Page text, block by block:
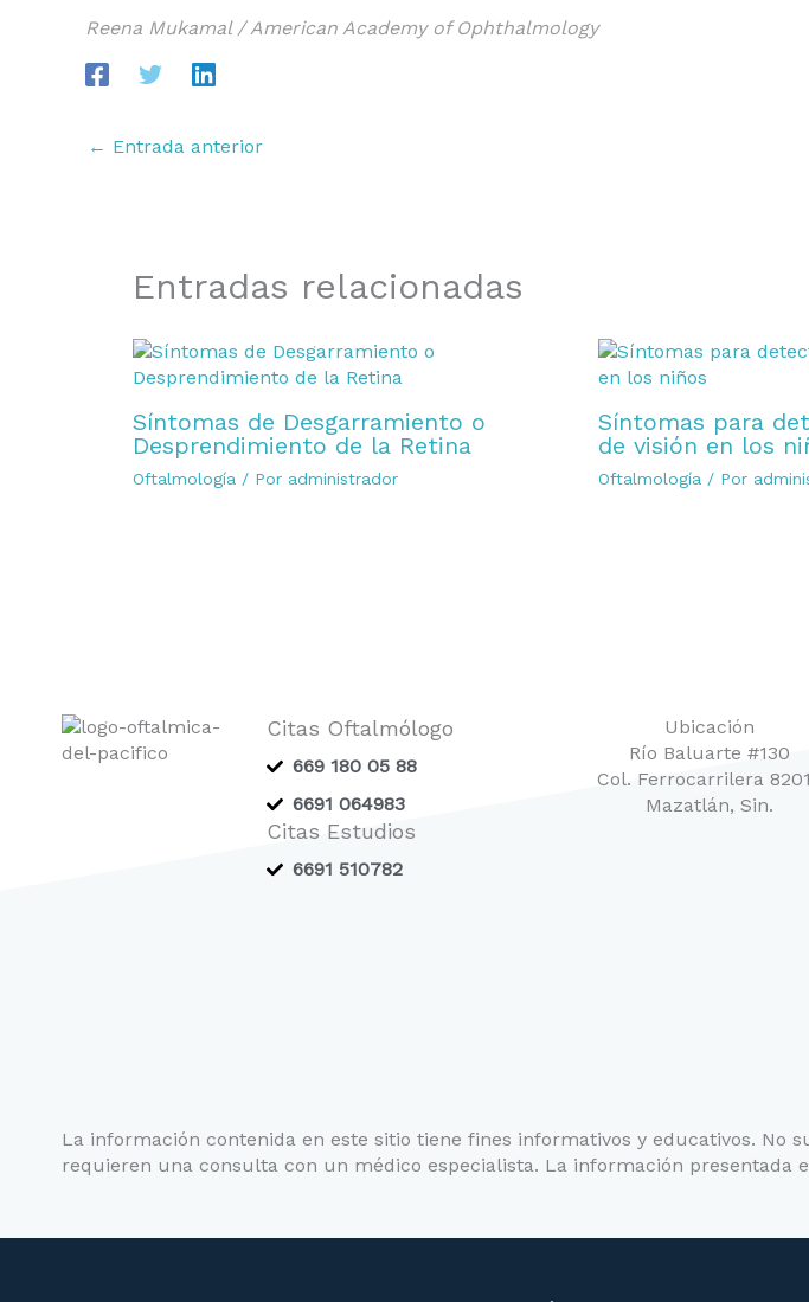
Reena Mukamal / American Academy of Ophthalmology
← Entrada anterior
Entradas relacionadas
Síntomas de Desgarramiento o
Desprendimiento de la Retina
Oftalmología / Por administrador
Síntomas para
de visión en los
Oftalmología/ Por
Citas Oftalmólogo
669 180 05 88
6691 064983
Citas Estudios
6691 510782
Ubicación
Río Baluarte #130
Col. Ferrocarrilera
Mazatlán, Sin.
La información contenida en este sitio tiene fines informativos y educativos. No
requieren una consulta con un médico especialista. La información